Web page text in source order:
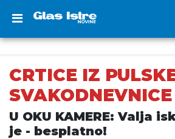
CRTICE IZ
SVAKODNEVNICE
U OKU KAMERE: Valja
je - besplatno!